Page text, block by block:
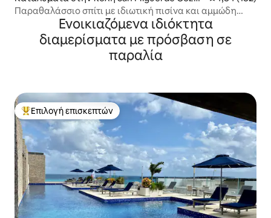
mel
Παραθαλάσσιο σπίτι με ιδιωτική πισίνα και αμμώδη
παραλία για 8 άτομα.
Ενοικιαζόμενα ιδιόκτητα
διαμερίσματα με πρόσβαση σε
παραλία
Κορυφαία επιλογή επισκεπτών
Επιλογή επισκεπτών